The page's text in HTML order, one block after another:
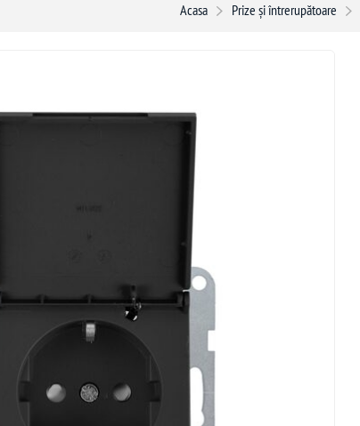
Acasa Prize și întrerupătoare